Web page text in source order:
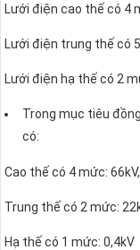
Lưới điện cao thế có 4
Lưới điện trung thế có 5
Lưới điện hạ thế có 2
Trong mục tiêu
có:
Cao thế có 4 mức:
Trung thế có 2 mức:
Hạ thế có 1 mức: 0,4kV